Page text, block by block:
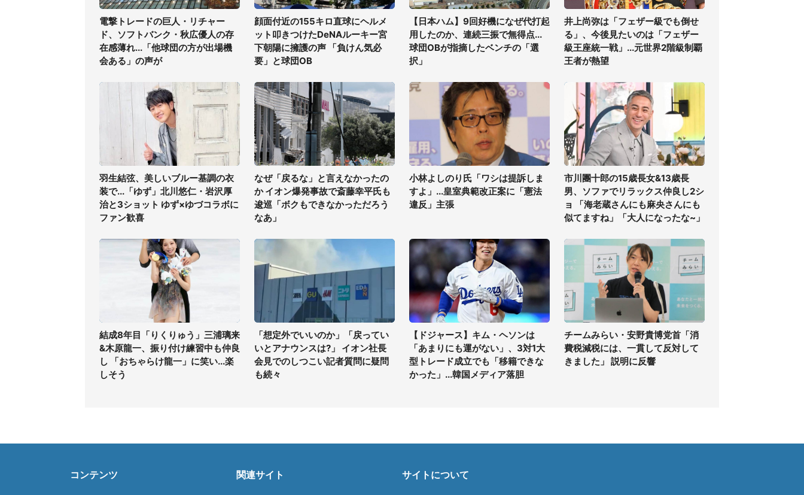
電撃トレードの巨人・リチャー
ド、ソフトバンク・秋広優人の存
在感薄れ...「他球団の方が出場機
会ある」の声が
顔面付近の155キロ直球にヘルメ
ット叩きつけたDeNAルーキー宮
下朝陽に擁護の声 「負けん気必
要」と球団OB
【日本ハム】9回好機になぜ代打起
用したのか、連続三振で無得点...
球団OBが指摘したベンチの「選
択」
井上尚弥は「フェザー級でも倒せ
る」、今後見たいのは「フェザー
級王座統一戦」...元世界2階級制覇
王者が熱望
羽生結弦、美しいブルー基調の衣
装で...「ゆず」北川悠仁・岩沢厚
治と3ショット ゆず×ゆづコラボに
ファン歓喜
なぜ「戻るな」と言えなかったの
か イオン爆発事故で斎藤幸平氏も
逡巡「ボクもできなかっただろう
なあ」
小林よしのり氏「ワシは提訴しま
すよ」...皇室典範改正案に「憲法
違反」主張
市川團十郎の15歳長女&13歳長
男、ソファでリラックス仲良し2シ
ョ 「海老蔵さんにも麻央さんにも
似てますね」「大人になったな~」
結成8年目「りくりゅう」三浦璃来
&木原龍一、振り付け練習中も仲良
し 「おちゃらけ龍一」に笑い...楽
しそう
「想定外でいいのか」「戻ってい
いとアナウンスは?」 イオン社長
会見でのしつこい記者質問に疑問
も続々
【ドジャース】キム・ヘソンは
「あまりにも運がない」、3対1大
型トレード成立でも「移籍できな
かった」...韓国メディア落胆
チームみらい・安野貴博党首「消
費税減税には、一貫して反対して
きました」 説明に反響
コンテンツ 関連サイト サイトについて